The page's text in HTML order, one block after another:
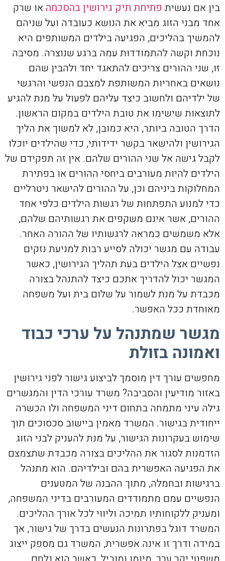
בין אם נעשית פתיחת תיק גירושין בהסכמה או שרק
אחד מבני הזוג מביא את הנושא כעובדה ועל שניהם
להמשיך בהליכים, הפגיעה בילדים המשותפים היא
נוכחת וקשה להתמודדות עמה ברגע שנוצרה. מסיבה
זו, שני ההורים צריכים להתאגד יחד ולהבין שהם
נושאים באחריות המשותפת למצבם הנפשי והרגשי
של ילדיהם ולחשוב כיצד עליהם לפעול על מנת להגיע
לתוצאות שישימו את טובת הילדים במקום הראשון.
הדרך הטובה ביותר, היא כמובן, לא למשוך את הליך
הגירושין ולהישאר בקשר ידידותי, כדי שהילדים יוכלו
לקבל גישה אל שני ההורים שלהם. אין זה תפקידם של
הילדים להיות מעורבים ביחסי ההורים או בפתירת
המחלוקות ביניהם וכן, על ההורים להישאר ניטרליים
כדי למנוע התפתחות של רגשות הילדים כלפי אחד
ההורים, אשר אינם משקפים את רגשותיהם שלהם,
אלא משמשים כמראה לרגשותיו של ההורה האחר.
עבודה עם מגשר יכולה לסייע רבות למניעת נזקים
נפשיים אצל הילדים בעת תהליך הגירושין, כאשר
המגשר יכול להדריך אתכם כיצד להתנהל בצורה
מכבדת על מנת לשמור על שלום בית ועל משפחה
מאוחדת ככל האפשר.
מגשר שמתנהל על ערכי כבוד
ואמונה בזולת
מחפשים עורך דין מוסמך לביצוע גישור לפני גירושין
באזור מודיעין והסביבה? משרד עורכי הדין והמגשרים
גילה עיני מתמחה בתחום דיני המשפחה ולו הכשרה
ייחודית בגישור. המשרד מאמין ביישוב סכסוכים תוך
שימוש בעקרונות הגישור, על מנת להעניק לבני הזוג
הזדמנות לסגור את ההליכים בצורה מכבדת שתצמצם
את הפגיעה האפשרית בהם ובילדיהם. הוא מתנהל
ברגישות ובחמלה, מתוך ההבנה של המטענים
הנפשיים עמם מתמודדים המעורבים בדיני המשפחה,
ומעניק ללקוחותיו תמיכה וליווי לכל אורך ההליכים.
המשרד דוגל בפתרונות הנעשים בדרך של גישור, אך
במידה ודרך זו אינה אפשרית, המשרד גם מספק ייצוג